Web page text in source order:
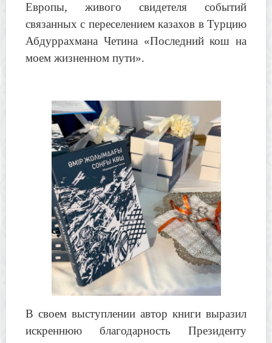
Европы, живого свидетеля событий
связанных с переселением казахов в Турцию
Абдуррахмана Четина «Последний кош на
моем жизненном пути».
В своем выступлении автор книги выразил
искреннюю благодарность Президенту